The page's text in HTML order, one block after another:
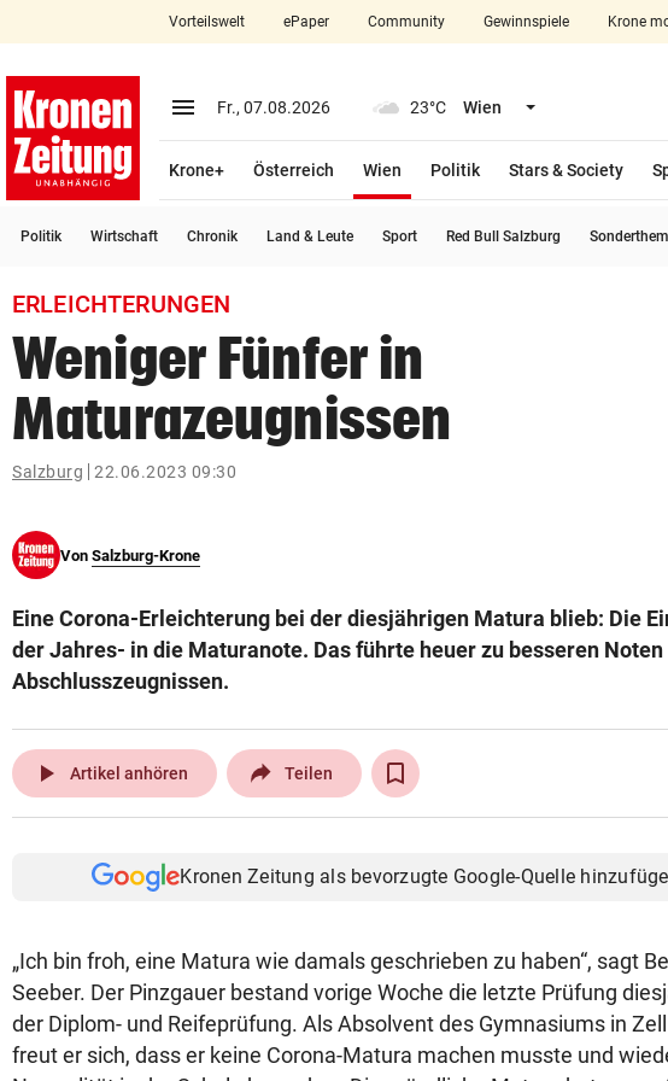
closeSchließen
account_circle Anmelden
arrow_right
bookmark
search
Suchbegriff
eingeben
© Krone Multimedia GmbH & Co KG 2026
Vorteilswelt ePaper Community Gewinnspiele Krone
menu Menü aufklappen
Fr., 07.08.2026 23°C Wien Menü aufklappen
Krone+ Österreich Wien
Politik
Stars & Society
Politik Wirtschaft Chronik Land & Leute Sport Red Bull Salzburg
ERLEICHTERUNGEN
Weniger Fünfer in
Maturazeugnissen
Salzburg 22.06.2023 09:30
Von Salzburg-Krone
Eine Corona-Erleichterung bei der diesjährigen Matura blieb: Die
der Jahres- in die Maturanote. Das führte heuer zu besseren Noten
Abschlusszeugnissen.
play_arrow Artikel anhören Teilen
Kronen Zeitung als bevorzugte Google-Quelle
„Ich bin froh, eine Matura wie damals geschrieben zu haben“, sagt
Seeber. Der Pinzgauer bestand vorige Woche die letzte Prüfung
der Diplom- und Reifeprüfung. Als Absolvent des Gymnasiums in
freut er sich, dass er keine Corona-Matura machen musste und